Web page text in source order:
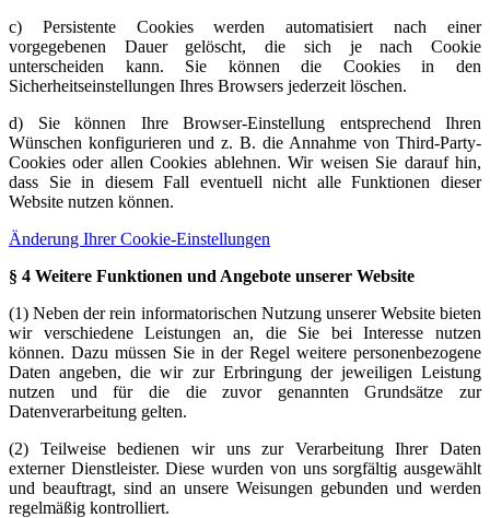
c) Persistente Cookies werden automatisiert nach einer
vorgegebenen Dauer gelöscht, die sich je nach Cookie
unterscheiden kann. Sie können die Cookies in den
Sicherheitseinstellungen Ihres Browsers jederzeit löschen.
d) Sie können Ihre Browser-Einstellung entsprechend Ihren
Wünschen konfigurieren und z. B. die Annahme von Third-Party-
Cookies oder allen Cookies ablehnen. Wir weisen Sie darauf hin,
dass Sie in diesem Fall eventuell nicht alle Funktionen dieser
Website nutzen können.
Änderung Ihrer Cookie-Einstellungen
§ 4 Weitere Funktionen und Angebote unserer Website
(1) Neben der rein informatorischen Nutzung unserer Website bieten
wir verschiedene Leistungen an, die Sie bei Interesse nutzen
können. Dazu müssen Sie in der Regel weitere personenbezogene
Daten angeben, die wir zur Erbringung der jeweiligen Leistung
nutzen und für die die zuvor genannten Grundsätze zur
Datenverarbeitung gelten.
(2) Teilweise bedienen wir uns zur Verarbeitung Ihrer Daten
externer Dienstleister. Diese wurden von uns sorgfältig ausgewählt
und beauftragt, sind an unsere Weisungen gebunden und werden
regelmäßig kontrolliert.